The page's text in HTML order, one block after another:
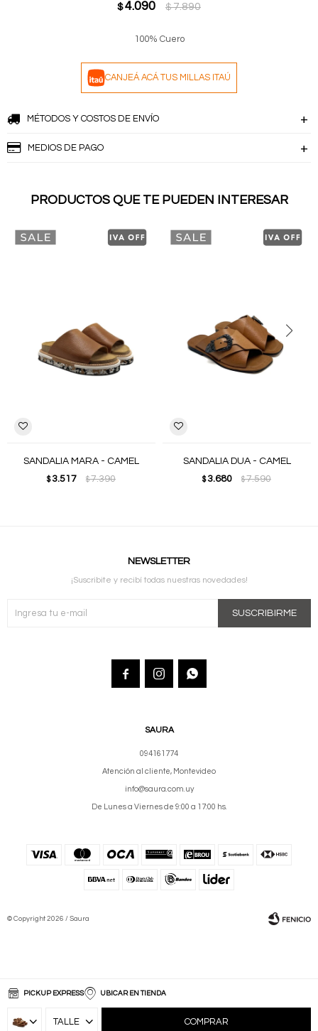
$ 4.090 $ 7.890
100% Cuero
PICKUP EXPRESS UBICAR EN TIENDA
COMPRAR
CANJEÁ ACÁ TUS MILLAS ITAÚ
MÉTODOS Y COSTOS DE ENVÍO
MEDIOS DE PAGO
PRODUCTOS QUE TE PUEDEN INTERESAR
SANDALIA MARA - CAMEL
$3.517 $7.390
SANDALIA DUA - CAMEL
$3.680 $7.590
SAURA
094161774
Atención al cliente, Montevideo
info@saura.com.uy
De Lunes a Viernes de 9:00 a 17:00 hs.
NEWSLETTER
¡Suscribite y recibí todas nuestras novedades!
SUSCRIBIRME
  
© Copyright 2026 / Saura